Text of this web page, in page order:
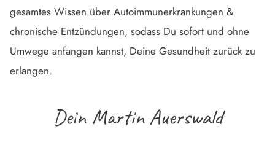
gesamtes Wissen über Autoimmunerkrankungen &
chronische Entzündungen, sodass Du sofort und ohne
Umwege anfangen kannst, Deine Gesundheit zurück zu
erlangen.
Dein Martin Auerswald